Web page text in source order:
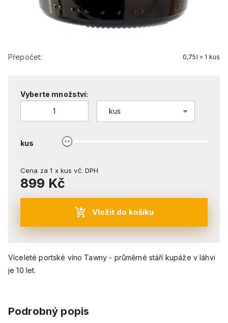
Objednací číslo:
Přepočet: 0,75l = 1 kus
Vyberte množství:
kus
kus
Cena za1 x kus vč. DPH
899 Kč
Vložit do košíku
Víceleté portské víno Tawny - průměrné stáří kupáže v láhvi
je 10 let.
Podrobný popis